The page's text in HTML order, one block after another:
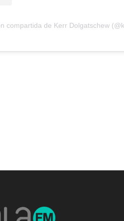
compartida de Kerr Dolgatschew